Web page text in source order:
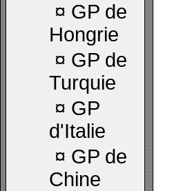
¤ GP de
Hongrie
¤ GP de
Turquie
¤ GP
d'Italie
¤ GP de
Chine